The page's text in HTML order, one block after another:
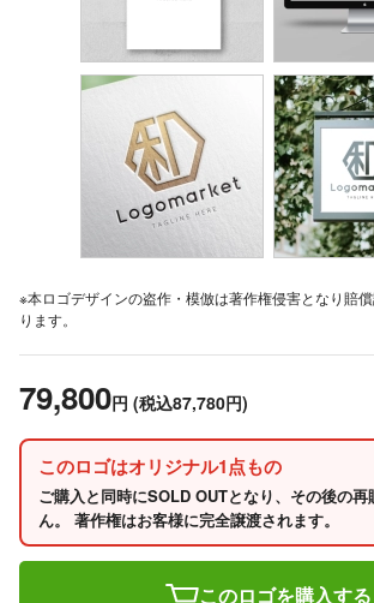
※本ロゴデザインの盗作・模倣は著作権侵害となり賠
ります。
79,800円 (税込87,780円)
このロゴはオリジナル1点もの
ご購入と同時にSOLD OUTとなり、その後の
ん。 著作権はお客様に完全譲渡されます。
このロゴを購入する